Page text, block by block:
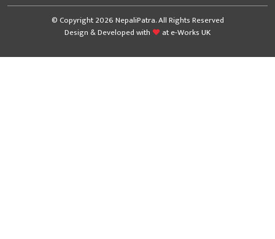
© Copyright 2026 NepaliPatra. All Rights Reserved
Design & Developed with
ate-Works UK